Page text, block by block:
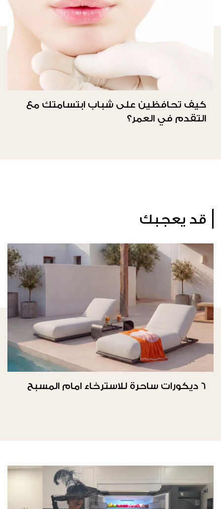
كيف تحافظين على شباب ابتسامتك مع
التقدم في العمر؟
قد يعجبك
6 ديكورات ساحرة للاسترخاء امام المسبح